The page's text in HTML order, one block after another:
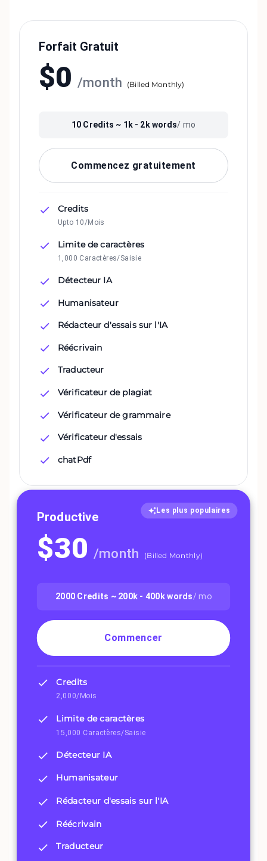
Forfait Gratuit
$0 /month (Billed Monthly)
10 Credits ~ 1k - 2kwords/ mo
Commencez gratuitement
Credits
Upto 10/Mois
Limite de caractères
1,000 Caractères/Saisie
Détecteur IA
Humanisateur
Rédacteur d'essais sur l'IA
Réécrivain
Traducteur
Vérificateur de plagiat
Vérificateur de grammaire
Vérificateur d'essais
chatPdf
Les plus populaires
Productive
$30 /month (Billed Monthly)
2000 Credits ~ 200k - 400kwords/ mo
Commencer
Credits
2,000/Mois
Limite de caractères
15,000 Caractères/Saisie
Détecteur IA
Humanisateur
Rédacteur d'essais sur l'IA
Réécrivain
Traducteur